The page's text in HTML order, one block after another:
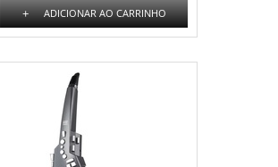
+ ADICIONAR AO CARRINHO